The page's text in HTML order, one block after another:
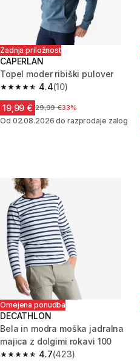
Zadnja priložnost
CAPERLAN
Topel moder ribiški pulover
4.4
4.4 od 5 zvezdic from 10 ocene
(10)
19,99 € Cena pred znižanjem
29,99 €33%
Od 02.08.2026 do razprodaje zalog
Omejena ponudba
DECATHLON
Bela in modra moška jadralna
majica z dolgimi rokavi 100
4.7(423)